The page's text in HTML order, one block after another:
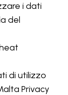
i dati
del
di utilizzo
Privacy